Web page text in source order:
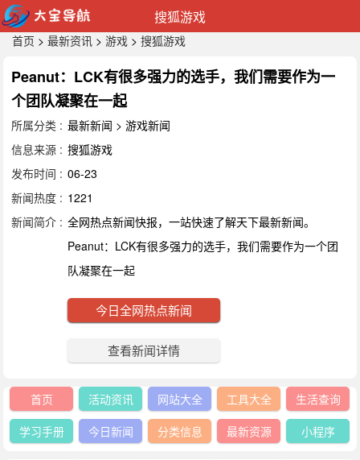
搜狐游戏
首页 > 最新资讯 > 游戏 > 搜狐游戏
Peanut：LCK有很多强力的选手，我们需要作为一
个团队凝聚在一起
所属分类 : 最新新闻 > 游戏新闻
信息来源 : 搜狐游戏
发布时间 : 06-23
新闻热度 : 1221
新闻简介 : 全网热点新闻快报，一站快速了解天下最新新闻。
Peanut：LCK有很多强力的选手，我们需要作为一个团
队凝聚在一起
今日全网热点新闻
查看新闻详情
首页 活动资讯 网站大全 工具大全
生活查询
学习手册
今日新闻 分类信息 最新资源 小程序